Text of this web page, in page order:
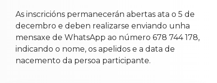
As inscricións permanecerán abertas ata o 5 de
decembro e deben realizarse enviando unha
mensaxe de WhatsApp ao número 678 744 178,
indicando o nome, os apelidos e a data de
nacemento da persoa participante.